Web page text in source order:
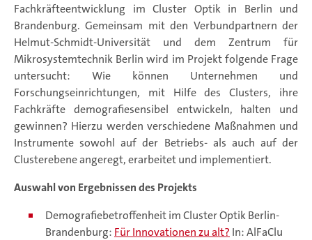
Fachkräfteentwicklung im Cluster Optik in Berlin und
Brandenburg. Gemeinsam mit den Verbundpartnern der
Helmut-Schmidt-Universität und dem Zentrum für
Mikrosystemtechnik Berlin wird im Projekt folgende Frage
untersucht: Wie können Unternehmen und
Forschungseinrichtungen, mit Hilfe des Clusters, ihre
Fachkräfte demografiesensibel entwickeln, halten und
gewinnen? Hierzu werden verschiedene Maßnahmen und
Instrumente sowohl auf der Betriebs- als auch auf der
Clusterebene angeregt, erarbeitet und implementiert.
Auswahl von Ergebnissen des Projekts
Demografiebetroffenheit im Cluster Optik Berlin-
Brandenburg: Für Innovationen zu alt? In: AlFaClu